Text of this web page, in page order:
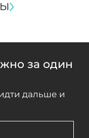
за один
дальше и